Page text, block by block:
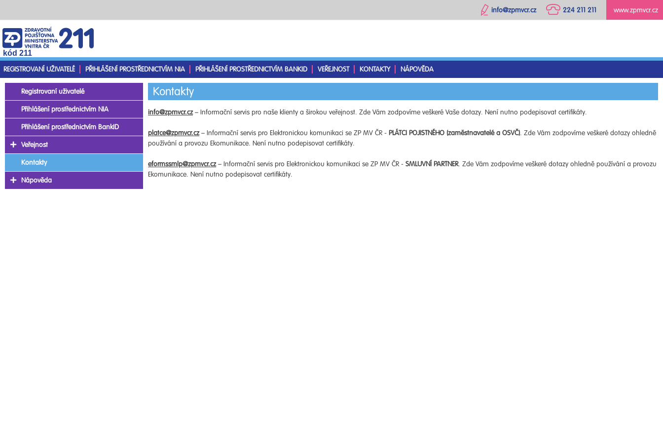
www.zpmvcr.cz
224 211 211
info@zpmvcr.cz
kód 211
REGISTROVANÍ UŽIVATELÉ
PŘIHLÁŠENÍ PROSTŘEDNICTVÍM NIA PŘIHLÁŠENÍ PROSTŘEDNICTVÍM BANKID VEŘEJNOST KONTAKTY NÁPOVĚDA
Kontakty
info@zpmvcr.cz– Informační servis pro naše klienty a širokou veřejnost. Zde Vám zodpovíme veškeré Vaše dotazy. Není nutno podepisovat certifikáty.
platce@zpmvcr.cz– Informační servis pro Elektronickou komunikaci se ZP MV ČR - PLÁTCI POJISTNÉHO (zaměstnavatelé a OSVČ). Zde Vám zodpovíme veškeré dotazy ohledně
používání a provozu Ekomunikace. Není nutno podepisovat certifikáty.
eformssmlp@zpmvcr.cz– Informační servis pro Elektronickou komunikaci se ZP MV ČR - SMLUVNÍ PARTNER. Zde Vám zodpovíme veškeré dotazy ohledně používání a provozu
Ekomunikace. Není nutno podepisovat certifikáty.
Registrovaní uživatelé
Přihlášení prostřednictvím NIA
Přihlášení prostřednictvím BankID
Veřejnost
Kontakty
Nápověda